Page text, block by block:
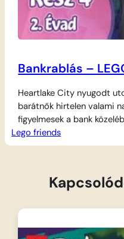
Bankrablás –
Heartlake City nyugodt
barátnők hirtelen valami
figyelmesek a bank
megpróbálja kirabolni a
sem látja őt a nagy akció
Lego friends